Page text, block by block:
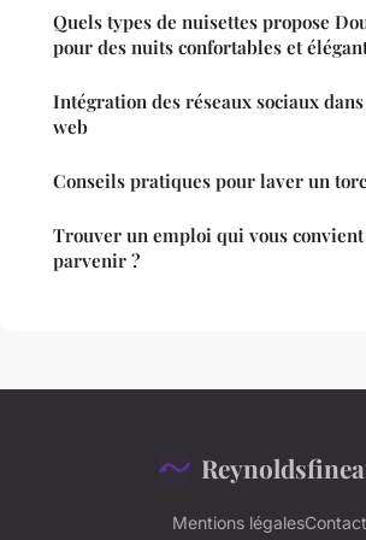
Quels types de nuisettes propose
pour des nuits confortables et
Intégration des réseaux sociaux
web
Conseils pratiques pour laver un
Trouver un emploi qui vous
parvenir ?
Mentions légalesContact